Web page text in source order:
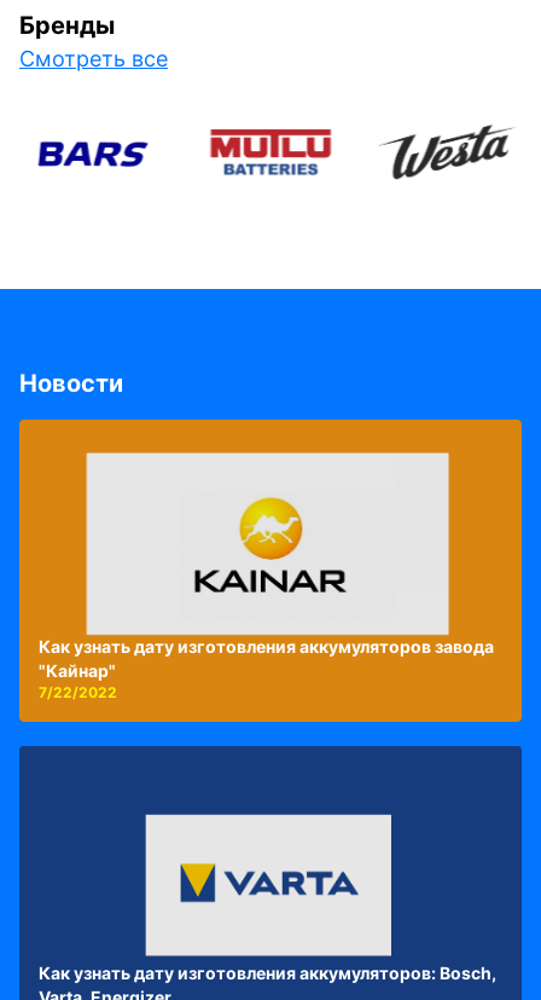
Бренды
Смотреть все
Новости
Как узнать дату изготовления аккумуляторов завода
"Кайнар"
7/22/2022
Как узнать дату изготовления аккумуляторов: Bosch,